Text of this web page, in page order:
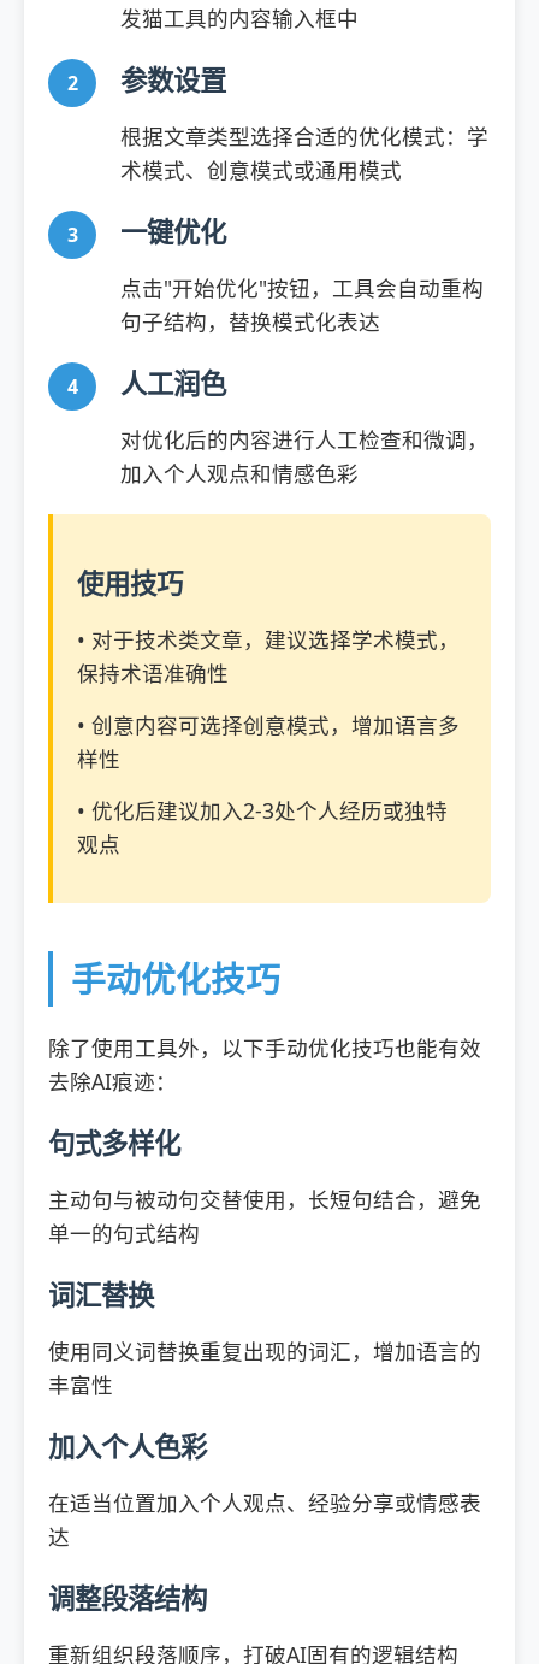
发猫工具的内容输入框中
参数设置
根据文章类型选择合适的优化模式：学
术模式、创意模式或通用模式
一键优化
点击"开始优化"按钮，工具会自动重构
句子结构，替换模式化表达
人工润色
对优化后的内容进行人工检查和微调，
加入个人观点和情感色彩
使用技巧
• 对于技术类文章，建议选择学术模式，
保持术语准确性
• 创意内容可选择创意模式，增加语言多
样性
• 优化后建议加入2-3处个人经历或独特
观点
手动优化技巧
除了使用工具外，以下手动优化技巧也能有效
去除AI痕迹：
句式多样化
主动句与被动句交替使用，长短句结合，避免
单一的句式结构
词汇替换
使用同义词替换重复出现的词汇，增加语言的
丰富性
加入个人色彩
在适当位置加入个人观点、经验分享或情感表
达
调整段落结构
重新组织段落顺序，打破AI固有的逻辑结构